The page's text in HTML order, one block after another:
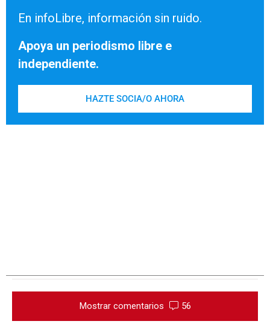
En infoLibre, información sin ruido.
Apoya un periodismo libre e
independiente.
HAZTE SOCIA/O AHORA
Mostrar comentarios 56